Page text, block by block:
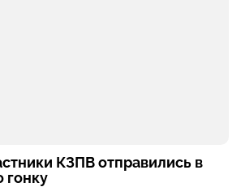
КЗПВ отправились в
гонку